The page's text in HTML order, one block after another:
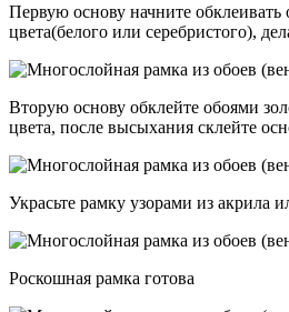
Первую основу начните обклеивать
цвета(белого или серебристого),
Вторую основу обклейте обоями
цвета, после высыхания склейте
Украсьте рамку узорами из акрила
Роскошная рамка готова